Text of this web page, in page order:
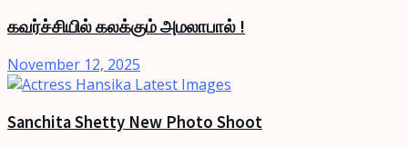
கவர்ச்சியில் கலக்கும் அமலாபால் !
November 12, 2025
Sanchita Shetty New Photo Shoot